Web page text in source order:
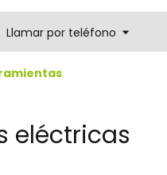
Llamar por teléfono
eléctricas